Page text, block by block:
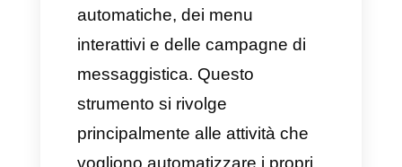
processi di interazione sono
ideali per:
Aziende con team di supporto
e vendita.